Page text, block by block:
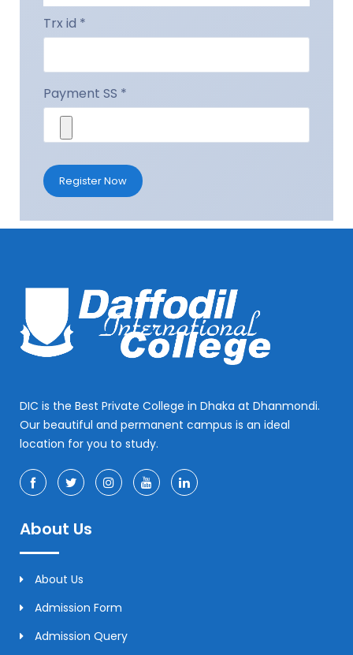
Trx id *
Payment SS *
Register Now
DIC is the Best Private College in Dhaka at Dhanmondi.
Our beautiful and permanent campus is an ideal
location for you to study.
About Us
About Us
Admission Form
Admission Query